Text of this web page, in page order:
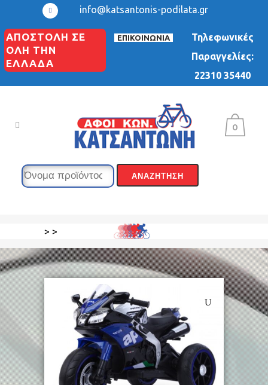
info@katsantonis-podilata.gr
ΑΠΟΣΤΟΛΗ ΣΕ
ΟΛΗ ΤΗΝ
ΕΛΛΑΔΑ
ΕΠΙΚΟΙΝΩΝΙΑ
Τηλεφωνικές
Παραγγελίες:
22310 35440
0
> >